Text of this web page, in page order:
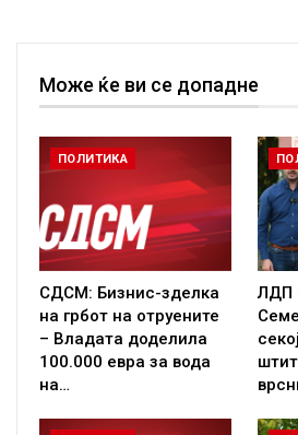
Може ќе ви се допадне
ПОЛИТИКА
СДСМ: Бизнис-зделка
на грбот на отруените
– Владата доделила
100.000 евра за вода
на…
ЛДП